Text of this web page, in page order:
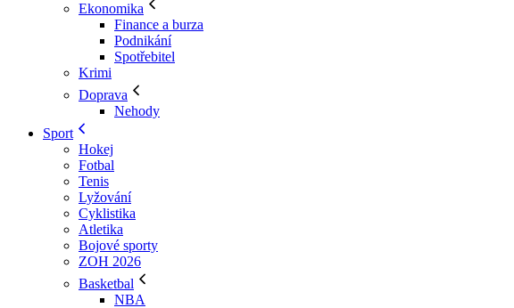
Ekonomika
Finance a burza
Podnikání
Spotřebitel
Krimi
Doprava
Nehody
Sport
Hokej
Fotbal
Tenis
Lyžování
Cyklistika
Atletika
Bojové sporty
ZOH 2026
Basketbal
NBA